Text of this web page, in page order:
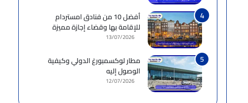
أفضل 10 من فنادق امستردام
للإقامة بها وقضاء إجازة مميزة
13/07/2026
مطار لوكسمبورغ الدولي وكيفية
الوصول إليه
12/07/2026